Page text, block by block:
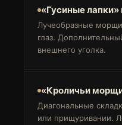
«Гусиные лапки»
Лучеобразные
глаз.
внешнего уголка.
«Кроличьи
Диагональные
или прищуривании.